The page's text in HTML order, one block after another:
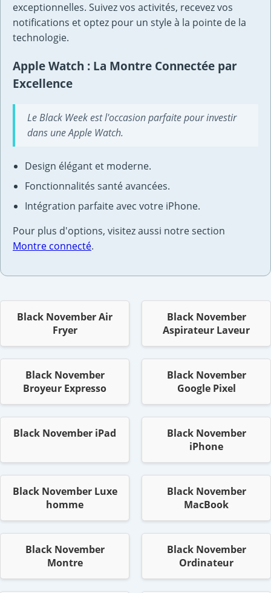
exceptionnelles. Suivez vos activités, recevez vos
notifications et optez pour un style à la pointe de la
technologie.
Apple Watch : La Montre Connectée par
Excellence
Le Black Week est l'occasion parfaite pour investir
dans une Apple Watch.
Design élégant et moderne.
Fonctionnalités santé avancées.
Intégration parfaite avec votre iPhone.
Pour plus d'options, visitez aussi notre section
Montre connecté.
Black November Air
Fryer
Black November
Aspirateur Laveur
Black November
Broyeur Expresso
Black November
Google Pixel
Black November iPad
Black November
iPhone
Black November Luxe
homme
Black November
MacBook
Black November
Montre
Black November
Ordinateur